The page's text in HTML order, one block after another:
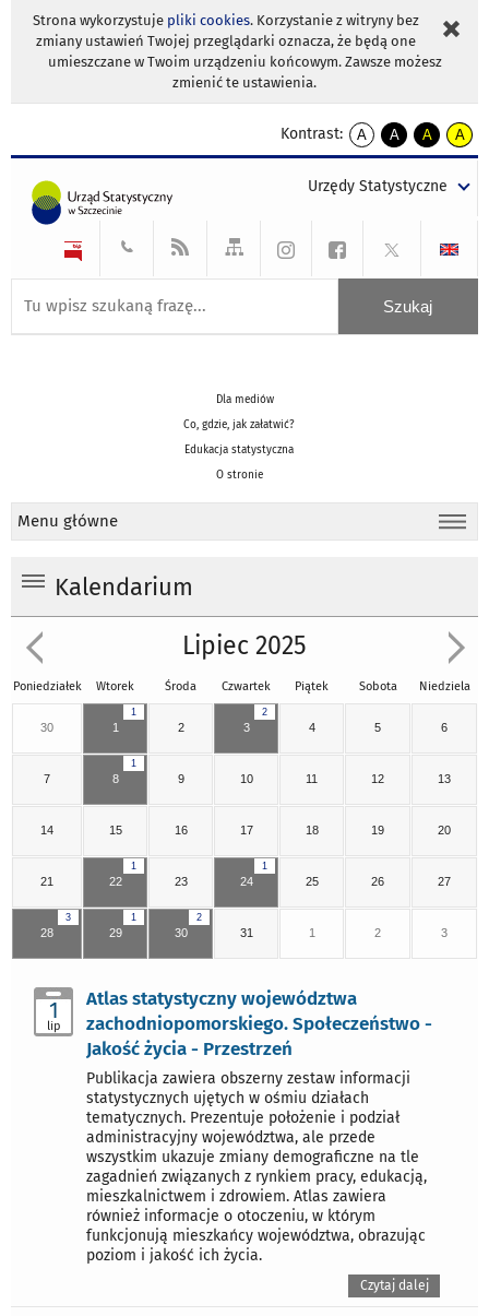
Strona wykorzystuje pliki cookies. Korzystanie z witryny bez
zmiany ustawień Twojej przeglądarki oznacza, że będą one
umieszczane w Twoim urządzeniu końcowym. Zawsze możesz
zmienić te ustawienia.
Kontrast:
A
kontrast
A
kontrast
tekst
czarnym
A
kontrast
tekst
czarnym
A
tekst
żółtym
Urzędy Statystyczne
Dla mediów
Co, gdzie, jak załatwić?
Edukacja statystyczna
O stronie
Menu główne
Kalendarium
Lipiec 2025
Poniedziałek Wtorek Środa Czwartek Piątek Sobota Niedziela
30
1
1 2
2
3 4 5 6
7
1
8 9 10 11 12 13
14 15 16 17 18 19 20
21
1
22 23
1
24 25 26 27
3
28
1
29
2
30 31 1 2 3
1
lip
Atlas statystyczny województwa
zachodniopomorskiego. Społeczeństwo -
Jakość życia - Przestrzeń
Publikacja zawiera obszerny zestaw informacji
statystycznych ujętych w ośmiu działach
tematycznych. Prezentuje położenie i podział
administracyjny województwa, ale przede
wszystkim ukazuje zmiany demograficzne na tle
zagadnień związanych z rynkiem pracy, edukacją,
mieszkalnictwem i zdrowiem. Atlas zawiera
również informacje o otoczeniu, w którym
funkcjonują mieszkańcy województwa, obrazując
poziom i jakość ich życia.
Czytaj dalej